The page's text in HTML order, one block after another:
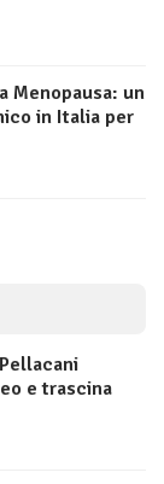
Menopausa: un
in Italia per
e trascina